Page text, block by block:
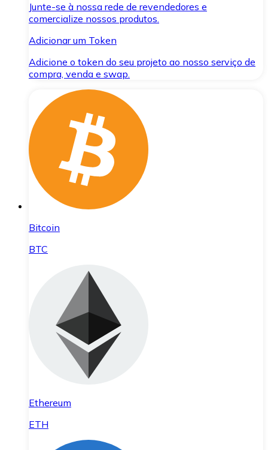
Junte-se à nossa rede de revendedores e
comercialize nossos produtos.
Adicionar um Token
Adicione o token do seu projeto ao nosso serviço de
compra, venda e swap.
Bitcoin
BTC
Ethereum
ETH